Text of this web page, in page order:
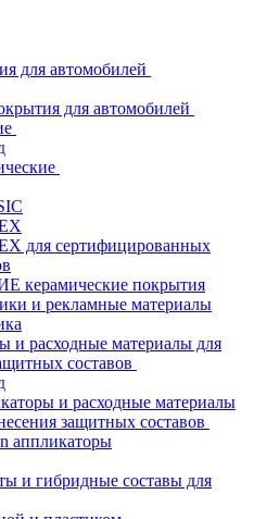
для автомобилей
для автомобилей
для сертифицированных
керамические покрытия
и рекламные материалы
и расходные материалы для
составов
и расходные материалы
защитных составов
аппликаторы
и гибридные составы для